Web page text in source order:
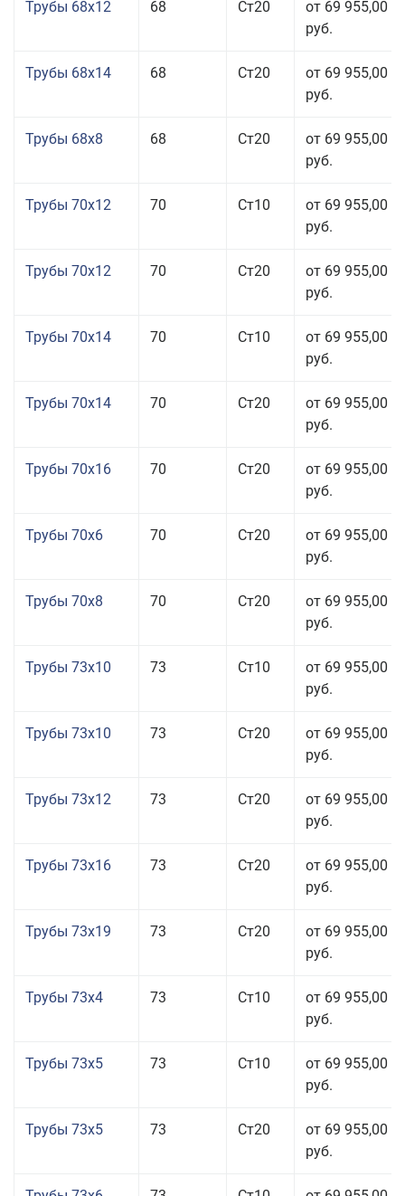
Трубы 68x12 68 Ст20
от 69 955,00
руб.
Трубы 68x14 68 Ст20
от 69 955,00
руб.
Трубы 68x8 68 Ст20
от 69 955,00
руб.
Трубы 70x12 70 Ст10
от 69 955,00
руб.
Трубы 70x12 70 Ст20
от 69 955,00
руб.
Трубы 70x14 70 Ст10
от 69 955,00
руб.
Трубы 70x14 70 Ст20
от 69 955,00
руб.
Трубы 70x16 70 Ст20
от 69 955,00
руб.
Трубы 70x6 70 Ст20
от 69 955,00
руб.
Трубы 70x8 70 Ст20
от 69 955,00
руб.
Трубы 73x10 73 Ст10
от 69 955,00
руб.
Трубы 73x10 73 Ст20
от 69 955,00
руб.
Трубы 73x12 73 Ст20
от 69 955,00
руб.
Трубы 73x16 73 Ст20
от 69 955,00
руб.
Трубы 73x19 73 Ст20
от 69 955,00
руб.
Трубы 73x4 73 Ст10
от 69 955,00
руб.
Трубы 73x5 73 Ст10
от 69 955,00
руб.
Трубы 73x5 73 Ст20
от 69 955,00
руб.